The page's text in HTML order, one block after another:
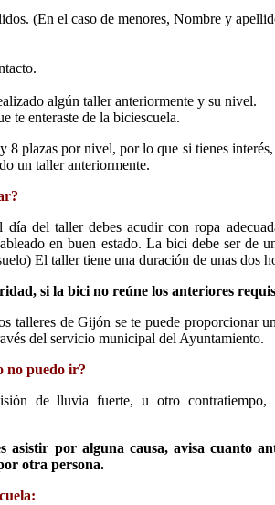
(En el caso de menores, Nombre y
algún taller anteriormente y su nivel.
te enteraste de la biciescuela.
8 plazas por nivel, por lo que si tienes
un taller anteriormente.
del taller debes acudir con ropa
en buen estado. La bici debe ser de
El taller tiene una duración de unas dos
si la bici no reúne los anteriores
talleres de Gijón se te puede proporcionar
del servicio municipal del Ayuntamiento.
no puedo ir?
de lluvia fuerte, u otro
asistir por alguna causa, avisa cuanto
otra persona.